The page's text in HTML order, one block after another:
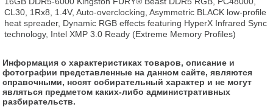
CL30, 1Rx8, 1.4V, Auto-overclocking, Asymmetric BLACK low-profile
heat spreader, Dynamic RGB effects featuring HyperX Infrared Sync
technology, Intel XMP 3.0 Ready (Extreme Memory Profiles)
Информация о характеристиках товаров, описание и
фотографии представленные на данном сайте, являются
справочными, носят собирательный характер и не могут
являться предметом каких-либо административных
разбирательств.